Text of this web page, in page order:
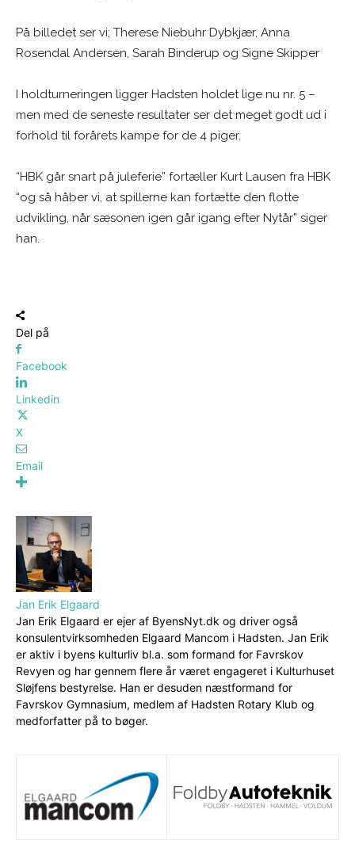
På billedet ser vi; Therese Niebuhr Dybkjær, Anna
Rosendal Andersen, Sarah Binderup og Signe Skipper
I holdturneringen ligger Hadsten holdet lige nu nr. 5 –
men med de seneste resultater ser det meget godt ud i
forhold til forårets kampe for de 4 piger.
“HBK går snart på juleferie” fortæller Kurt Lausen fra HBK
“og så håber vi, at spillerne kan fortætte den flotte
udvikling, når sæsonen igen går igang efter Nytår” siger
han.
Del på
Facebook
Linkedin
X
Email
Jan Erik Elgaard
Jan Erik Elgaard er ejer af ByensNyt.dk og driver også
konsulentvirksomheden Elgaard Mancom i Hadsten. Jan Erik
er aktiv i byens kulturliv bl.a. som formand for Favrskov
Revyen og har gennem flere år været engageret i Kulturhuset
Sløjfens bestyrelse. Han er desuden næstformand for
Favrskov Gymnasium, medlem af Hadsten Rotary Klub og
medforfatter på to bøger.